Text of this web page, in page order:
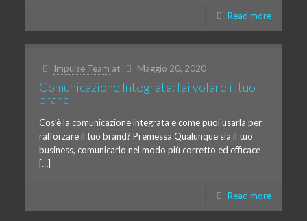
Read more
Impulse Team at Maggio 20, 2020
Comunicazione Integrata: fai volare il tuo
brand
Cos’è la comunicazione integrata e come puoi usarla per
rafforzare il tuo brand? Premessa Qualunque sia il tuo
business, comunicarlo nel modo più corretto ed efficace
[…]
Read more